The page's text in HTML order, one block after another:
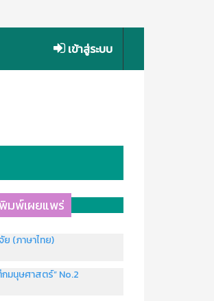
เข้าสู่ระบบ
มพ์เผยแพร่
ย (ภาษาไทย)
มนุษศาสตร์” No.2